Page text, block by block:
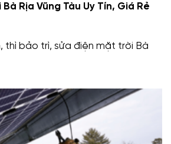
Rịa Vũng Tàu Uy Tín, Giá Rẻ
thì bảo trì, sửa điện mặt trời Bà